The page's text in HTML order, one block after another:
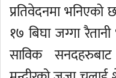
प्रतिवेदनमा भनिएको
१७ बिघा जग्गा रैतानी
साविक सनदहरुबाट